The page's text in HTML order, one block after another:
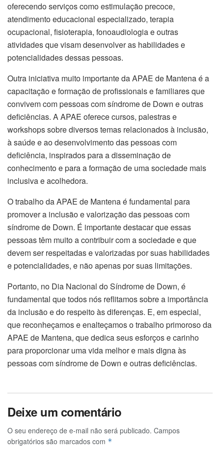
oferecendo serviços como estimulação precoce,
atendimento educacional especializado, terapia
ocupacional, fisioterapia, fonoaudiologia e outras
atividades que visam desenvolver as habilidades e
potencialidades dessas pessoas.
Outra iniciativa muito importante da APAE de Mantena é a
capacitação e formação de profissionais e familiares que
convivem com pessoas com síndrome de Down e outras
deficiências. A APAE oferece cursos, palestras e
workshops sobre diversos temas relacionados à inclusão,
à saúde e ao desenvolvimento das pessoas com
deficiência, inspirados para a disseminação de
conhecimento e para a formação de uma sociedade mais
inclusiva e acolhedora.
O trabalho da APAE de Mantena é fundamental para
promover a inclusão e valorização das pessoas com
síndrome de Down. É importante destacar que essas
pessoas têm muito a contribuir com a sociedade e que
devem ser respeitadas e valorizadas por suas habilidades
e potencialidades, e não apenas por suas limitações.
Portanto, no Dia Nacional do Síndrome de Down, é
fundamental que todos nós reflitamos sobre a importância
da inclusão e do respeito às diferenças. E, em especial,
que reconheçamos e enalteçamos o trabalho primoroso da
APAE de Mantena, que dedica seus esforços e carinho
para proporcionar uma vida melhor e mais digna às
pessoas com síndrome de Down e outras deficiências.
Deixe um comentário
O seu endereço de e-mail não será publicado. Campos
obrigatórios são marcados com *